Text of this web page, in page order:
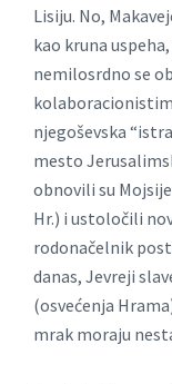
Lisiju. No,
kao kruna
nemilosrdno se
njegoševska
mesto
obnovili su
Hr.) i ustoločili
rodonačelnik
danas, Jevreji
(osvećenja
mrak moraju